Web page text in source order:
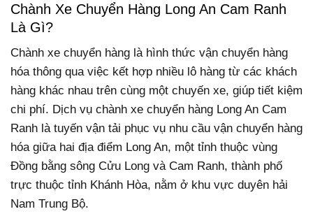
Chành Xe Chuyển Hàng Long An Cam Ranh
Là Gì?
Chành xe chuyển hàng là hình thức vận chuyển hàng
hóa thông qua việc kết hợp nhiều lô hàng từ các khách
hàng khác nhau trên cùng một chuyến xe, giúp tiết kiệm
chi phí. Dịch vụ chành xe chuyển hàng Long An Cam
Ranh là tuyến vận tải phục vụ nhu cầu vận chuyển hàng
hóa giữa hai địa điểm Long An, một tỉnh thuộc vùng
Đồng bằng sông Cửu Long và Cam Ranh, thành phố
trực thuộc tỉnh Khánh Hòa, nằm ở khu vực duyên hải
Nam Trung Bộ.